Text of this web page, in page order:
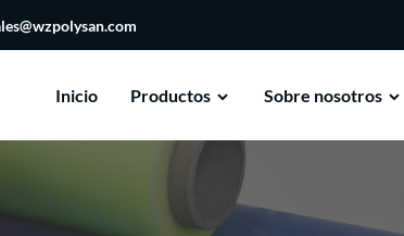
Inicio Productos Sobre nosotros